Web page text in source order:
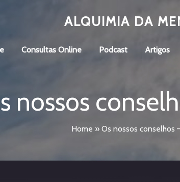
ALQUIMIA DA
Consultas Online Podcast Artigos
nossos
Home » Os nossos conselhos